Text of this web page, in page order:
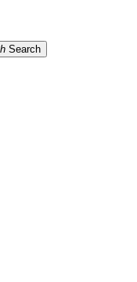
Search